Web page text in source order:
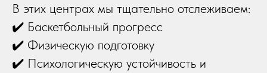
В этих центрах мы тщательно отслеживаем:
✔️ Баскетбольный прогресс
✔️ Физическую подготовку
✔️ Психологическую устойчивость и